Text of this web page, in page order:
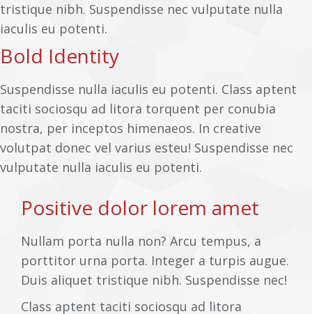
tristique nibh. Suspendisse nec vulputate nulla
iaculis eu potenti.
Bold Identity
Suspendisse nulla iaculis eu potenti. Class aptent
taciti sociosqu ad litora torquent per conubia
nostra, per inceptos himenaeos. In creative
volutpat donec vel varius esteu! Suspendisse nec
vulputate nulla iaculis eu potenti.
Positive dolor lorem amet
Nullam porta nulla non? Arcu tempus, a
porttitor urna porta. Integer a turpis augue.
Duis aliquet tristique nibh. Suspendisse nec!
Class aptent taciti sociosqu ad litora